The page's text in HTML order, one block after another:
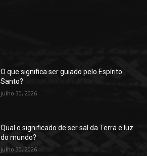
O que significa ser guiado pelo Espírito
Santo?
julho 30, 2026
Qual o significado de ser sal da Terra e luz
do mundo?
julho 30, 2026